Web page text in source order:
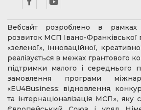
Вебсайт розроблено в рамках
розвиток МСП Івано-Франківської
«зеленої», інноваційної,
реалізується в межах грантового
підтримки малого і середнього
замовлення програми
«EU4Business: відновлення,
та інтернаціоналізація МСП», яку